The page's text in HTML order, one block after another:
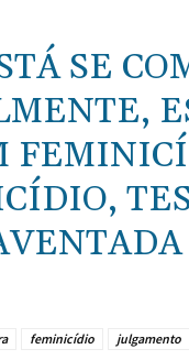
SE
feminicídio julgamento